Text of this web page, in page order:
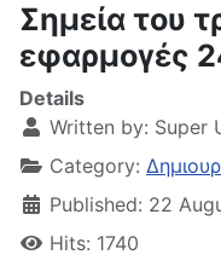
Σημεία του
εφαρμογές
Details
Written by: Super
Category:
Published: 22
Hits: 1740